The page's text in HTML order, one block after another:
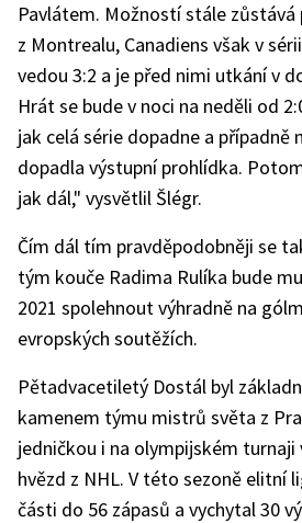
Pavlátem. Možností stále
z Montrealu, Canadiens však v
vedou 3:2 a je před nimi utkání v
Hrát se bude v noci na neděli od
jak celá série dopadne a případně
dopadla výstupní prohlídka.
jak dál," vysvětlil Šlégr.
Čím dál tím pravděpodobněji se
tým kouče Radima Rulíka bude
2021 spolehnout výhradně na
evropských soutěžích.
Pětadvacetiletý Dostál byl
kamenem týmu mistrů světa z
jedničkou i na olympijském turnaji
hvězd z NHL. V této sezoně elitní
části do 56 zápasů a vychytal 30